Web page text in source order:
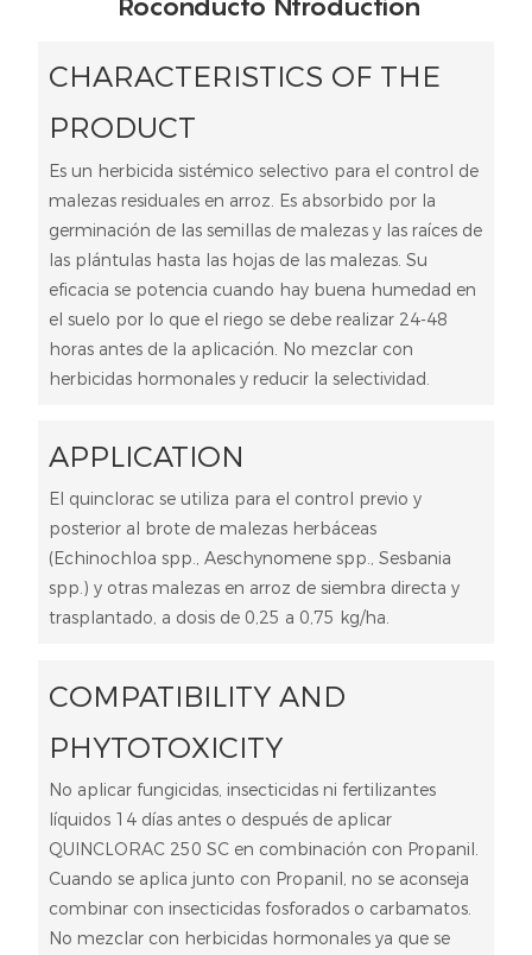
CHARACTERISTICS OF THE
PRODUCT
Es un herbicida sistémico selectivo para el control de
malezas residuales en arroz. Es absorbido por la
germinación de las semillas de malezas y las raíces de
las plántulas hasta las hojas de las malezas. Su
eficacia se potencia cuando hay buena humedad en
el suelo por lo que el riego se debe realizar 24-48
horas antes de la aplicación. No mezclar con
herbicidas hormonales y reducir la selectividad.
APPLICATION
El quinclorac se utiliza para el control previo y
posterior al brote de malezas herbáceas
(Echinochloa spp., Aeschynomene spp., Sesbania
spp.) y otras malezas en arroz de siembra directa y
trasplantado, a dosis de 0,25 a 0,75 kg/ha.
COMPATIBILITY AND
PHYTOTOXICITY
No aplicar fungicidas, insecticidas ni fertilizantes
líquidos 14 días antes o después de aplicar
QUINCLORAC 250 SC en combinación con Propanil.
Cuando se aplica junto con Propanil, no se aconseja
combinar con insecticidas fosforados o carbamatos.
No mezclar con herbicidas hormonales ya que se